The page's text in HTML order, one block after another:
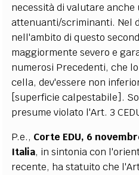
necessità di valutare
attenuanti/scriminanti. Nel
nell'ambito di questo
maggiormente severo e
numerosi Precedenti, che
cella, dev'essere non
[superficie calpestabile].
presume violato l'Art. 3
P.e., Corte EDU, 6
Italia, in sintonia con
recente, ha statuito che